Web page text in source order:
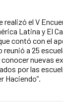
realizó el V
Latina y El
contó con el
a 25
nuevas
por las
Haciendo”.